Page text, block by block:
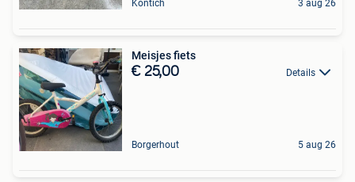
Kontich 3 aug 26
Meisjes fiets
€ 25,00 Details
Borgerhout 5 aug 26